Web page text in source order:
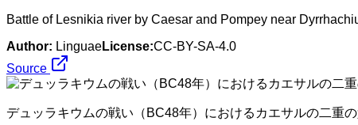
Battle of Lesnikia river by Caesar and Pompey near
Author: LinguaeLicense:CC-BY-SA-4.0
Source
デュッラキウムの戦い（BC48年）におけるカエサルの二重